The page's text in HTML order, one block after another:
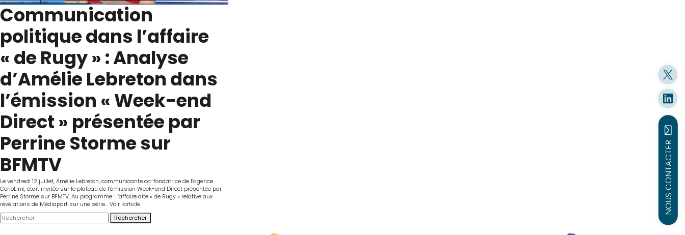
NOUS CONTACTER
Communication
politique dans l’affaire
« de Rugy » : Analyse
d’Amélie Lebreton dans
l’émission « Week-end
Direct » présentée par
Perrine Storme sur
BFMTV
Le vendredi 12 juillet, Amélie Lebreton, communicante co-fondatrice de l’agence
CorioLink, était invitée sur le plateau de l’émission Week-end Direct présentée par
Perrine Storme sur BFMTV. Au programme : l’affaire dite « de Rugy » relative aux
révélations de Médiapart sur une série...Voir l'article
Rechercher